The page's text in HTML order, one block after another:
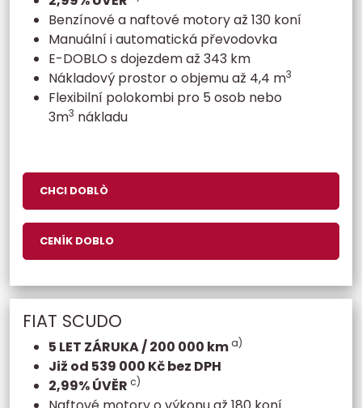
Benzínové a naftové motory až 130 koní
Manuální i automatická převodovka
E-DOBLO s dojezdem až 343 km
Nákladový prostor o objemu až 4,4 m3
Flexibilní polokombi pro 5 osob nebo
3m3 nákladu
CHCI DOBLÒ
CENÍK DOBLO
FIAT SCUDO
5 LET ZÁRUKA / 200 000 kma)
Již od 539 000 Kč bez DPH
2,99% ÚVĚR c)